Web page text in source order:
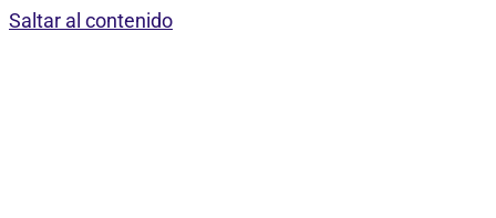
Saltar al contenido